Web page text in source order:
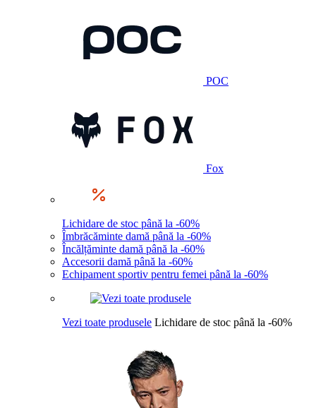
POC
Fox
Lichidare de stoc până la -60%
Îmbrăcăminte damă până la -60%
Încălțăminte damă până la -60%
Accesorii damă până la -60%
Echipament sportiv pentru femei până la -60%
Vezi toate produsele Lichidare de stoc până la -60%